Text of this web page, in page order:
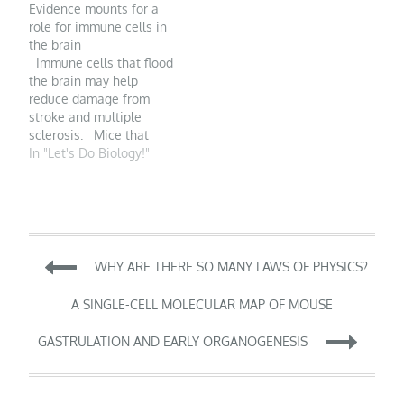
advances in atomic-
clock technology and in
quantum simulation and
computing. The world
around us is made of
atoms. There are
enormous numbers of
them,…
Evidence mounts for a
role for immune cells in
the brain
Immune cells that flood
the brain may help
reduce damage from
stroke and multiple
sclerosis. Mice that
received plasma (left)
brain has always been
mysterious to scientists
In "Let's Do Biology!"
Post
navigation
WHY ARE THERE SO MANY LAWS OF PHYSICS?
A SINGLE-CELL MOLECULAR MAP OF MOUSE
GASTRULATION AND EARLY ORGANOGENESIS